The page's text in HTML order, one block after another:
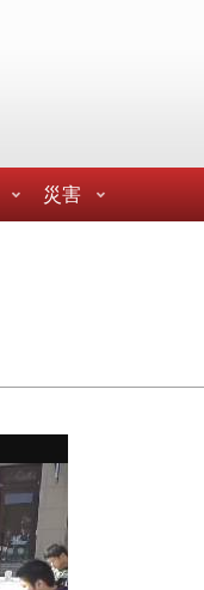
災害